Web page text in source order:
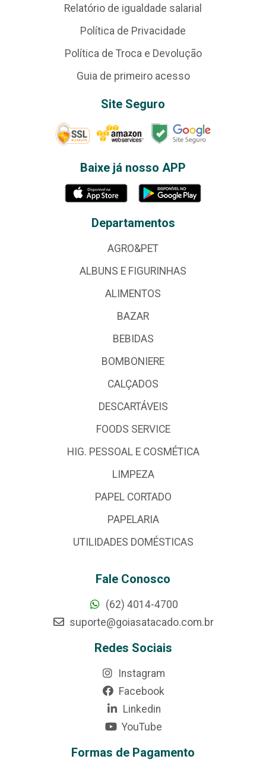
Relatório de igualdade salarial
Política de Privacidade
Política de Troca e Devolução
Guia de primeiro acesso
Site Seguro
Baixe já nosso APP
Departamentos
AGRO&PET
ALBUNS E FIGURINHAS
ALIMENTOS
BAZAR
BEBIDAS
BOMBONIERE
CALÇADOS
DESCARTÁVEIS
FOODS SERVICE
HIG. PESSOAL E COSMÉTICA
LIMPEZA
PAPEL CORTADO
PAPELARIA
UTILIDADES DOMÉSTICAS
Fale Conosco
(62) 4014-4700
suporte@goiasatacado.com.br
Redes Sociais
Instagram
Facebook
Linkedin
YouTube
Formas de Pagamento